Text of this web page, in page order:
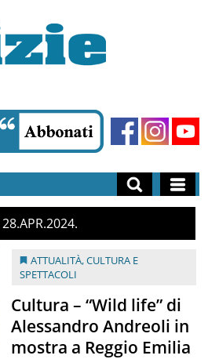
28APR2024
ATTUALITÀ,CULTURA E
SPETTACOLI
Cultura – “Wild life” di
Alessandro Andreoli in
mostra a Reggio Emilia